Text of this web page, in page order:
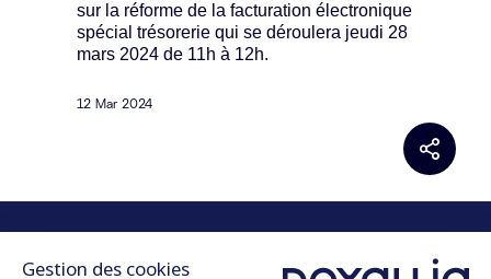
sur la réforme de la facturation électronique
spécial trésorerie qui se déroulera jeudi 28
mars 2024 de 11h à 12h.
12 Mar 2024